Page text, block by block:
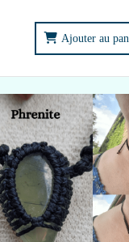
Ajouter au